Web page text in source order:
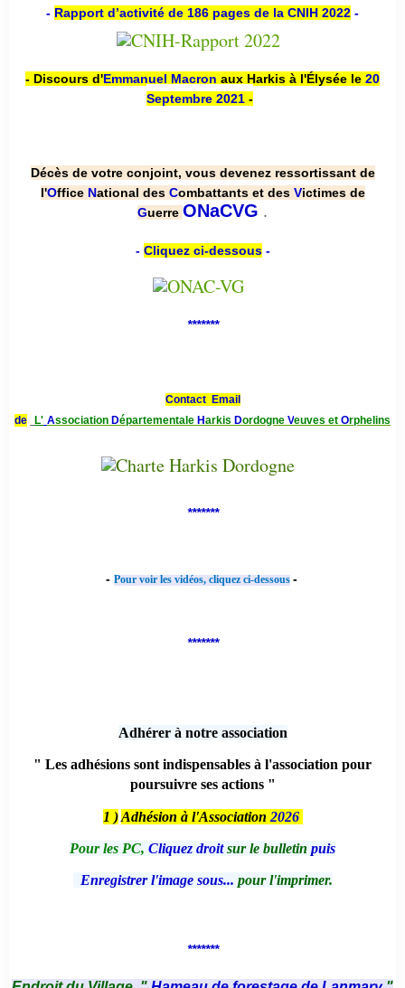
- Rapport d’activité de 186 pages de la CNIH 2022 -
- Discours d'Emmanuel Macron aux Harkis à l'Élysée le 20
Septembre 2021 -
Décès de votre conjoint, vous devenez ressortissant de
l'Office National des Combattants et des Victimes de
Guerre ONaCVG .
- Cliquez ci-dessous-
*******
Contact Email
de
L' Association Départementale Harkis Dordogne Veuves et Orphelins
*******
- Pour voir les vidéos, cliquez ci-dessous -
*******
Adhérer à notre association
" Les adhésions sont indispensables à l'association pour
poursuivre ses actions "
1 ) Adhésion à l'Association 2026
Pour les PC, Cliquez droitsur le bulletin puis
Enregistrer l'image sous... pour l'imprimer.
*******